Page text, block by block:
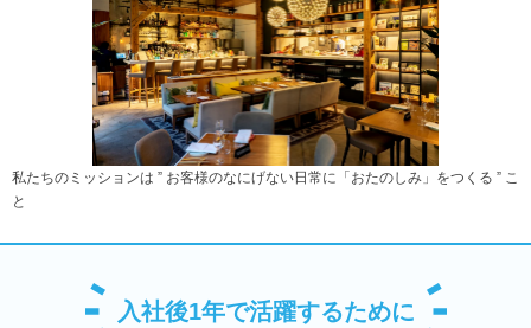
私たちのミッションは ” お客様のなにげない日常に「おたのしみ」をつくる ” こ
と
入社後1年で活躍するために